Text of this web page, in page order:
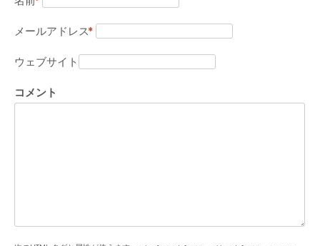
メールアドレス
*
ウェブサイト
コメント